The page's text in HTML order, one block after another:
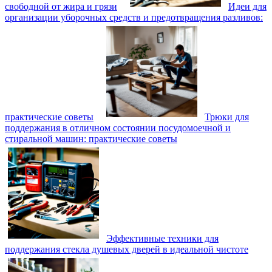
свободной от жира и грязи
Идеи для
организации уборочных средств и предотвращения разливов:
практические советы
Трюки для
поддержания в отличном состоянии посудомоечной и
стиральной машин: практические советы
Эффективные техники для
поддержания стекла душевых дверей в идеальной чистоте